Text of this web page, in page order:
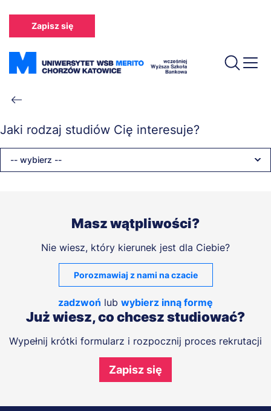
treści
Zapisz się
Ścieżka
nawigacyjna
Jaki rodzaj studiów Cię interesuje?
-- wybierz --
Masz wątpliwości?
Nie wiesz, który kierunek jest dla Ciebie?
Porozmawiaj z nami na czacie
zadzwoń lub wybierz inną formę
Już wiesz, co chcesz studiować?
Wypełnij krótki formularz i rozpocznij proces rekrutacji
Zapisz się